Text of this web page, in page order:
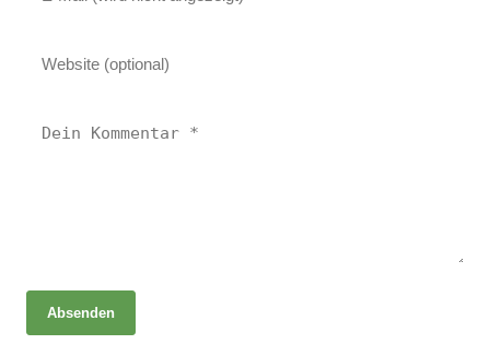
Absenden
01. Juli 2026